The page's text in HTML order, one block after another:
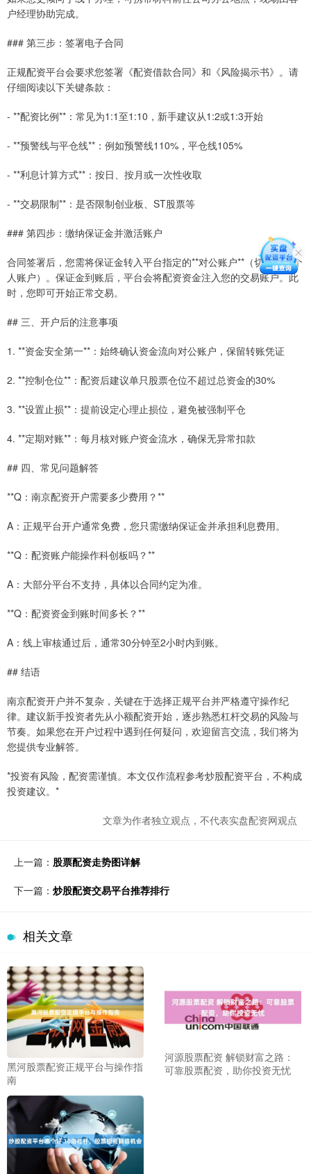
户经理协助完成。
### 第三步：签署电子合同
正规配资平台会要求您签署《配资借款合同》和《风险揭示书》。请
仔细阅读以下关键条款：
- **配资比例**：常见为1:1至1:10，新手建议从1:2或1:3开始
- **预警线与平仓线**：例如预警线110%，平仓线105%
- **利息计算方式**：按日、按月或一次性收取
- **交易限制**：是否限制创业板、ST股票等
### 第四步：缴纳保证金并激活账户
合同签署后，您需将保证金转入平台指定的**对公账户**（切勿转给个
人账户）。保证金到账后，平台会将配资资金注入您的交易账户。此
时，您即可开始正常交易。
## 三、开户后的注意事项
1. **资金安全第一**：始终确认资金流向对公账户，保留转账凭证
2. **控制仓位**：配资后建议单只股票仓位不超过总资金的30%
3. **设置止损**：提前设定心理止损位，避免被强制平仓
4. **定期对账**：每月核对账户资金流水，确保无异常扣款
## 四、常见问题解答
**Q：南京配资开户需要多少费用？**
A：正规平台开户通常免费，您只需缴纳保证金并承担利息费用。
**Q：配资账户能操作科创板吗？**
A：大部分平台不支持，具体以合同约定为准。
**Q：配资资金到账时间多长？**
A：线上审核通过后，通常30分钟至2小时内到账。
## 结语
南京配资开户并不复杂，关键在于选择正规平台并严格遵守操作纪
律。建议新手投资者先从小额配资开始，逐步熟悉杠杆交易的风险与
节奏。如果您在开户过程中遇到任何疑问，欢迎留言交流，我们将为
您提供专业解答。
*投资有风险，配资需谨慎。本文仅作流程参考炒股配资平台，不构成
投资建议。*
文章为作者独立观点，不代表实盘配资网观点
上一篇： 股票配资走势图详解
下一篇： 炒股配资交易平台推荐排行
相关文章
黑河股票配资正规平台与操作指
南
河源股票配资 解锁财富之路：
可靠股票配资，助你投资无忧